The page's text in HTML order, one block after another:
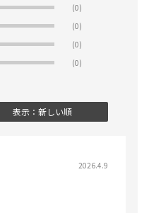
(0)
(0)
(0)
(0)
表示：新しい順
2026.4.9